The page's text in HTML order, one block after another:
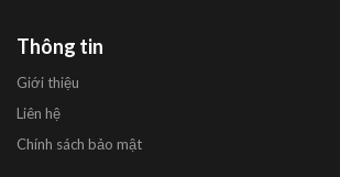
Thông tin
Giới thiệu
Liên hệ
Chính sách bảo mật